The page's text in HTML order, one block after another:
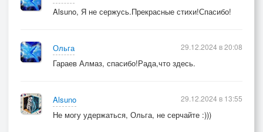
Alsuno, Я не сержусь.Прекрасные стихи!Спасибо!
Ольга
Гараев Алмаз, спасибо!Рада,что здесь.
29.12.2024 в 20:08
Alsuno
Не могу удержаться, Ольга, не серчайте :)))
29.12.2024 в 13:55